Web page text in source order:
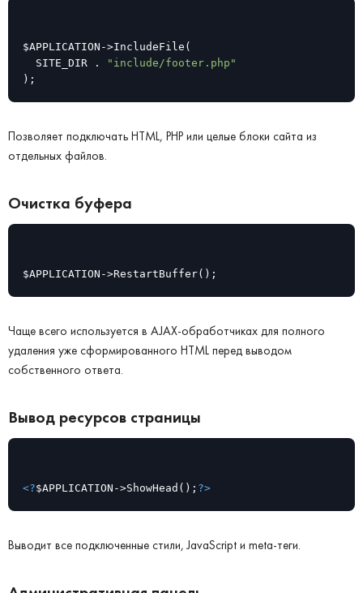
$APPLICATION->IncludeFile(
	SITE_DIR .
"include/footer.php"
);
Позволяет подключать HTML, PHP или целые блоки сайта из
отдельных файлов.
Очистка буфера
$APPLICATION->RestartBuffer();
Чаще всего используется в AJAX-обработчиках для полного
удаления уже сформированного HTML перед выводом
собственного ответа.
Вывод ресурсов страницы
<?$APPLICATION->ShowHead(); ?>
Выводит все подключенные стили, JavaScript и meta-теги.